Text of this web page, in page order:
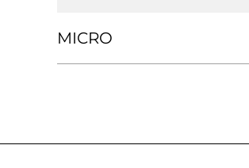
MICRO